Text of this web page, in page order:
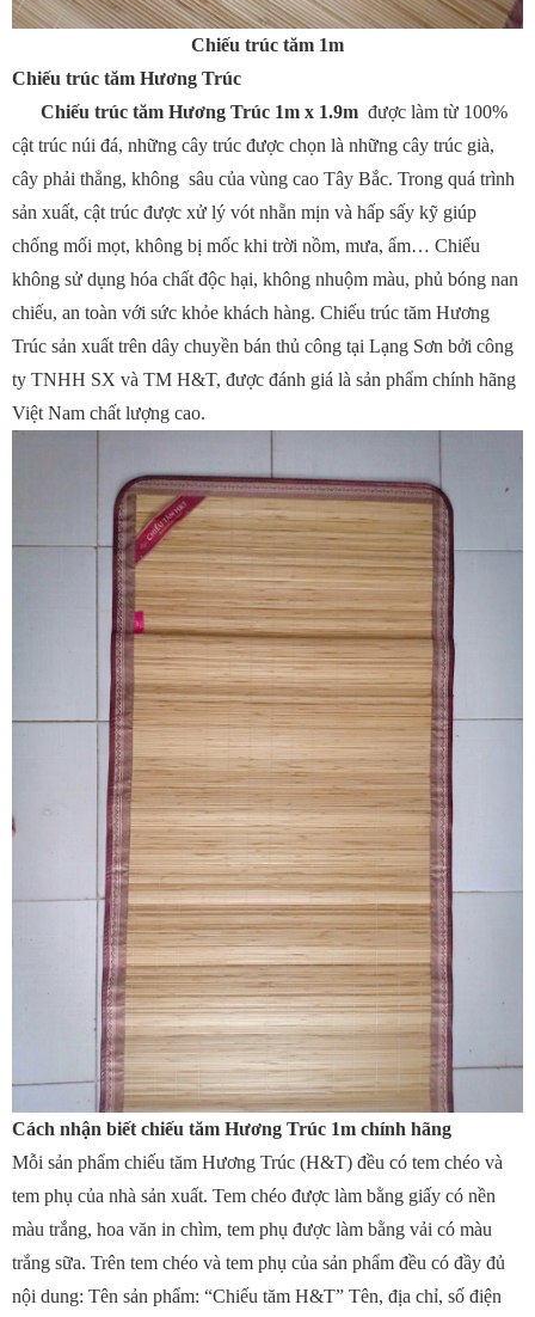
Chiếu trúc tăm 1m
Chiếu trúc tăm Hương Trúc
Chiếu trúc tăm Hương Trúc 1m x 1.9m được làm từ 100%
cật trúc núi đá, những cây trúc được chọn là những cây trúc già,
cây phải thẳng, không sâu của vùng cao Tây Bắc. Trong quá trình
sản xuất, cật trúc được xử lý vót nhẵn mịn và hấp sấy kỹ giúp
chống mối mọt, không bị mốc khi trời nồm, mưa, ẩm… Chiếu
không sử dụng hóa chất độc hại, không nhuộm màu, phủ bóng nan
chiếu, an toàn với sức khỏe khách hàng. Chiếu trúc tăm Hương
Trúc sản xuất trên dây chuyền bán thủ công tại Lạng Sơn bởi công
ty TNHH SX và TM H&T, được đánh giá là sản phẩm chính hãng
Việt Nam chất lượng cao.
Cách nhận biết chiếu tăm Hương Trúc 1m chính hãng
Mỗi sản phẩm chiếu tăm Hương Trúc (H&T) đều có tem chéo và
tem phụ của nhà sản xuất. Tem chéo được làm bằng giấy có nền
màu trắng, hoa văn in chìm, tem phụ được làm bằng vải có màu
trắng sữa. Trên tem chéo và tem phụ của sản phẩm đều có đầy đủ
nội dung: Tên sản phẩm: “Chiếu tăm H&T” Tên, địa chỉ, số điện